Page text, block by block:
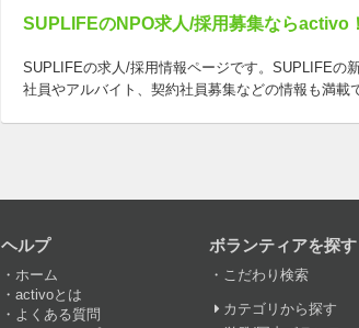
SUPLIFEのNPO求人/採用募集ならactivo！
SUPLIFEの求人/採用情報ページです。SUPLIFEの
社員やアルバイト、契約社員募集などの情報も満載
ヘルプ
ホーム
activoとは
よくある質問
ボランティアを探す
こだわり検索
カテゴリから探す